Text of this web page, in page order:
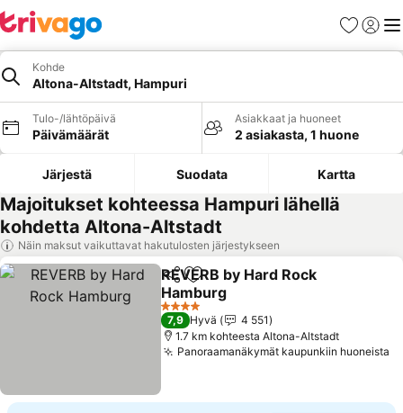
Suosikit
Kohde
Altona-Altstadt, Hampuri
Tulo-/lähtöpäivä
Päivämäärät
Asiakkaat ja huoneet
2 asiakasta, 1 huone
Järjestä Suodata Kartta
Majoitukset kohteessa Hampuri lähellä
kohdetta Altona-Altstadt
Näin maksut vaikuttavat hakutulosten järjestykseen
Jaa Lisää suosikkeihin
REVERB by Hard Rock
Hamburg
4 Tähtiluokitus
7,9 Hyvä
4 551
1.7 km kohteesta Altona-Altstadt
Panoraamanäkymät kaupunkiin huoneista